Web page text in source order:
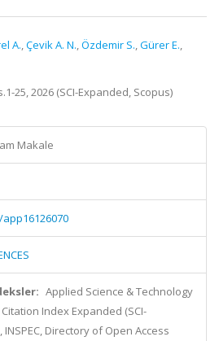
A.,Çevik A. N.,Özdemir S.,Gürer E.,
25, 2026 (SCI-Expanded, Scopus)
Makale
app16126070
Applied Science & Technology
Index Expanded (SCI-
INSPEC, Directory of Open Access